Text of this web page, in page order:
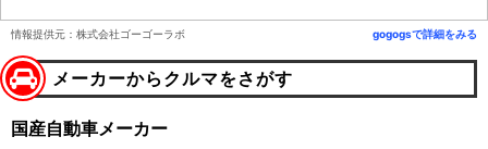
情報提供元：株式会社ゴーゴーラボ gogogsで詳細をみる
メーカーからクルマをさがす
国産自動車メーカー